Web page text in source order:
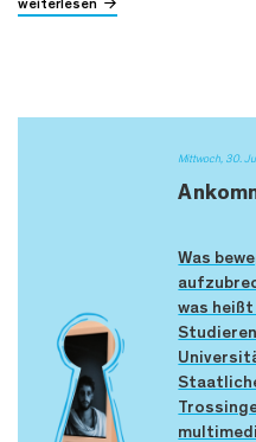
weiterlesen
Mittwoch, 30.
Was
was heißt